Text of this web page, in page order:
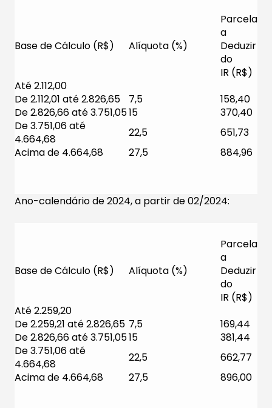
Base de Cálculo (R$) Alíquota (%)
Parcela
a
Deduzir
do
IR (R$)
Até 2.112,00
De 2.112,01 até 2.826,65
7,5
158,40
De 2.826,66 até 3.751,0515
370,40
De 3.751,06 até
4.664,68
22,5
651,73
Acima de 4.664,68
27,5 884,96
Ano-calendário de 2024, a partir de 02/2024:
Base de Cálculo (R$) Alíquota (%)
Parcela
a
Deduzir
do
IR (R$)
Até 2.259,20​
De 2.259,21​ até 2.826,65 7,5
169​​,44
De 2.826,66 até 3.751,0515
381,44​
De 3.751,06 até
4.664,68
22,5
662,77​​
Acima de 4.664,68​​
27,5 896,00